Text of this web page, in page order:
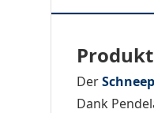
Der
Dank